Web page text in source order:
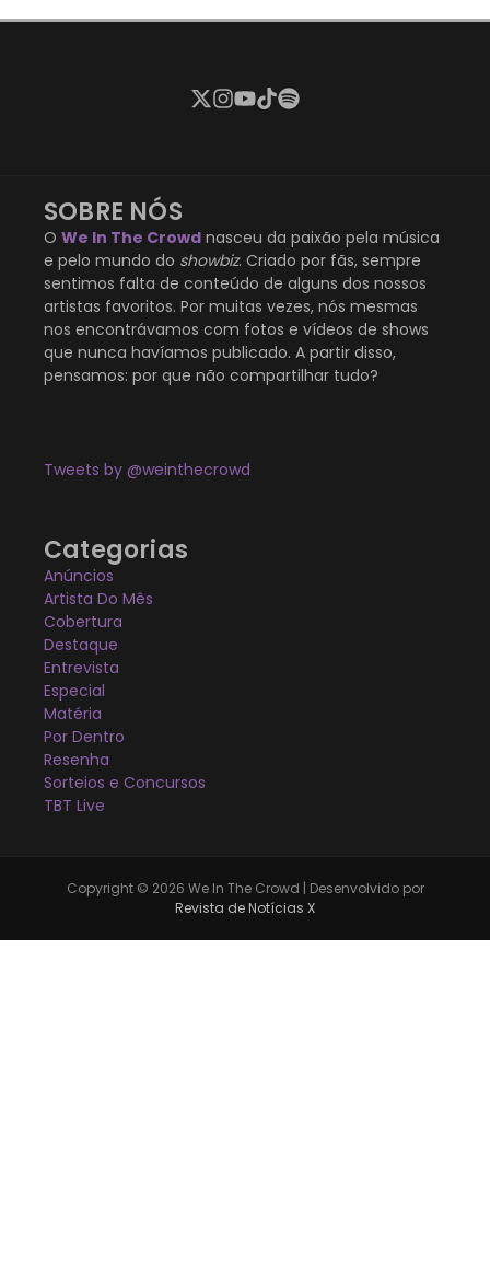
SOBRE NÓS
O We In The Crowd nasceu da paixão pela música
e pelo mundo do showbiz. Criado por fãs, sempre
sentimos falta de conteúdo de alguns dos nossos
artistas favoritos. Por muitas vezes, nós mesmas
nos encontrávamos com fotos e vídeos de shows
que nunca havíamos publicado. A partir disso,
pensamos: por que não compartilhar tudo?
Tweets by @weinthecrowd
Categorias
Anúncios
Artista Do Mês
Cobertura
Destaque
Entrevista
Especial
Matéria
Por Dentro
Resenha
Sorteios e Concursos
TBT Live
Copyright © 2026 We In The Crowd | Desenvolvido por
Revista de Notícias X